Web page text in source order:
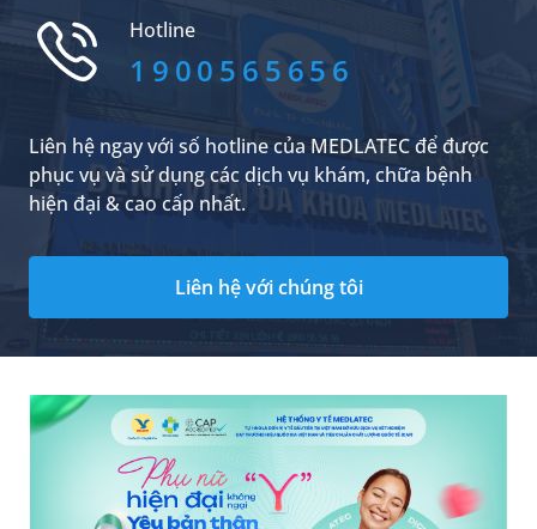
hấp.
Hotline
1900565656
Liên hệ ngay với số hotline của MEDLATEC để được
phục vụ và sử dụng các dịch vụ khám, chữa bệnh
hiện đại & cao cấp nhất.
Liên hệ với chúng tôi